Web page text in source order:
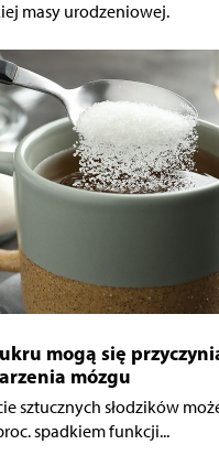
masy urodzeniowej.
mogą się
mózgu
sztucznych słodzików
spadkiem funkcji...